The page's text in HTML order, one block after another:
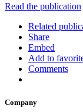
Read the publication
Related
Share
Embed
Add to
Comments
Company